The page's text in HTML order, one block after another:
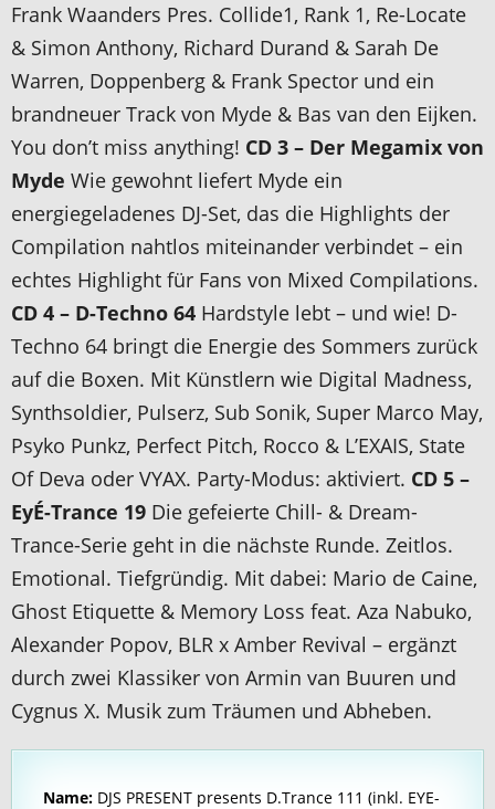
Frank Waanders Pres. Collide1, Rank 1, Re-Locate
& Simon Anthony, Richard Durand & Sarah De
Warren, Doppenberg & Frank Spector und ein
brandneuer Track von Myde & Bas van den Eijken.
You don’t miss anything! CD 3 – Der Megamix von
Myde Wie gewohnt liefert Myde ein
energiegeladenes DJ-Set, das die Highlights der
Compilation nahtlos miteinander verbindet – ein
echtes Highlight für Fans von Mixed Compilations.
CD 4 – D-Techno 64 Hardstyle lebt – und wie! D-
Techno 64 bringt die Energie des Sommers zurück
auf die Boxen. Mit Künstlern wie Digital Madness,
Synthsoldier, Pulserz, Sub Sonik, Super Marco May,
Psyko Punkz, Perfect Pitch, Rocco & L’EXAIS, State
Of Deva oder VYAX. Party-Modus: aktiviert. CD 5 –
EyÉ-Trance 19 Die gefeierte Chill- & Dream-
Trance-Serie geht in die nächste Runde. Zeitlos.
Emotional. Tiefgründig. Mit dabei: Mario de Caine,
Ghost Etiquette & Memory Loss feat. Aza Nabuko,
Alexander Popov, BLR x Amber Revival – ergänzt
durch zwei Klassiker von Armin van Buuren und
Cygnus X. Musik zum Träumen und Abheben.
Name: DJS PRESENT presents D.Trance 111 (inkl. EYE-